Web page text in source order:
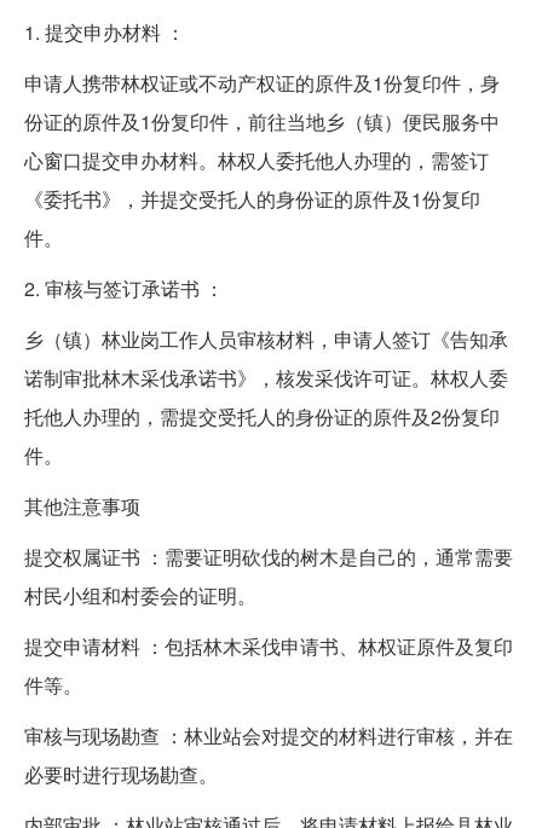
1. 提交申办材料 ：
申请人携带林权证或不动产权证的原件及1份复印件，身
份证的原件及1份复印件，前往当地乡（镇）便民服务中
心窗口提交申办材料。林权人委托他人办理的，需签订
《委托书》，并提交受托人的身份证的原件及1份复印
件。
2. 审核与签订承诺书 ：
乡（镇）林业岗工作人员审核材料，申请人签订《告知承
诺制审批林木采伐承诺书》，核发采伐许可证。林权人委
托他人办理的，需提交受托人的身份证的原件及2份复印
件。
其他注意事项
提交权属证书 ：需要证明砍伐的树木是自己的，通常需要
村民小组和村委会的证明。
提交申请材料 ：包括林木采伐申请书、林权证原件及复印
件等。
审核与现场勘查 ：林业站会对提交的材料进行审核，并在
必要时进行现场勘查。